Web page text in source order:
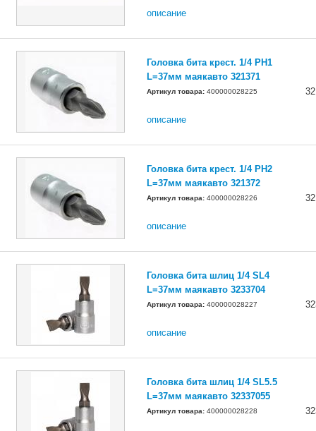
описание
Головка бита крест. 1/4 PH1
L=37мм маякавто 321371
Артикул товара: 400000028225
описание
Головка бита крест. 1/4 PH2
L=37мм маякавто 321372
Артикул товара: 400000028226
описание
Головка бита шлиц 1/4 SL4
L=37мм маякавто 3233704
Артикул товара: 400000028227
описание
Головка бита шлиц 1/4 SL5.5
L=37мм маякавто 32337055
Артикул товара: 400000028228